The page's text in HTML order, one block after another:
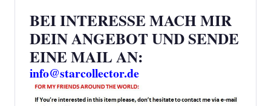
BEI INTERESSE MACH MIR
DEIN ANGEBOT UND SENDE
EINE MAIL AN:
info@starcollector.de